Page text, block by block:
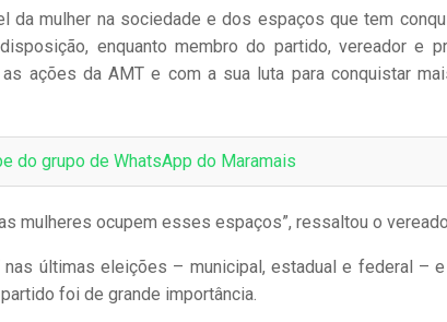
da mulher na sociedade e dos espaços que tem
enquanto membro do partido, vereador e
ações da AMT e com a sua luta para conquistar
do grupo de WhatsApp do Maramais
mulheres ocupem esses espaços”, ressaltou o
últimas eleições – municipal, estadual e federal –
foi de grande importância.